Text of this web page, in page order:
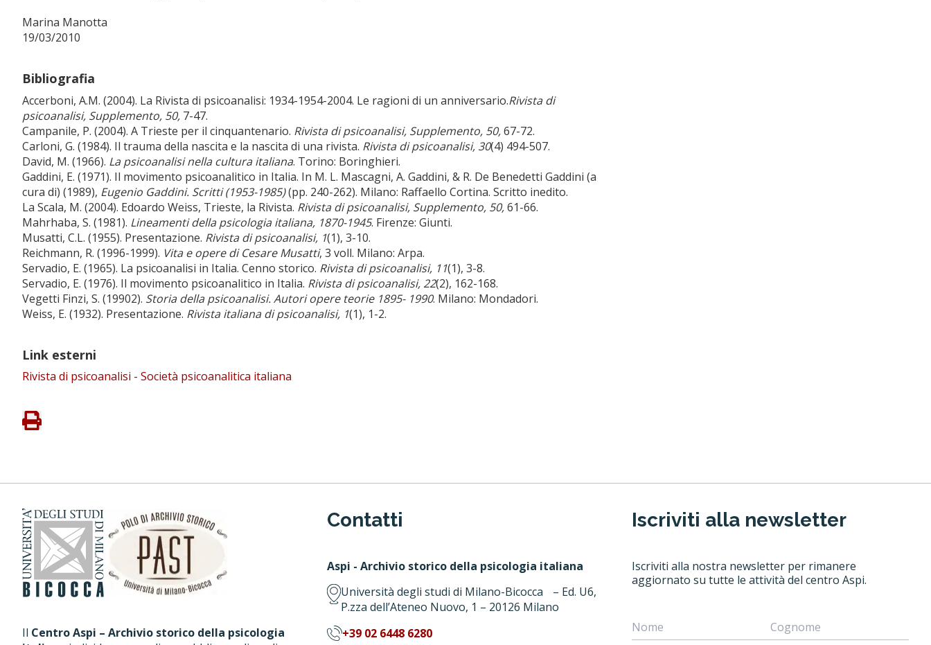
Marina Manotta
19/03/2010
Bibliografia
Accerboni, A.M. (2004). La Rivista di psicoanalisi: 1934-1954-2004. Le ragioni di un anniversario.Rivista di
psicoanalisi, Supplemento, 50, 7-47.
Campanile, P. (2004). A Trieste per il cinquantenario. Rivista di psicoanalisi, Supplemento, 50,67-72.
Carloni, G. (1984). Il trauma della nascita e la nascita di una rivista. Rivista di psicoanalisi, 30(4) 494-507.
David, M. (1966). La psicoanalisi nella cultura italiana. Torino: Boringhieri.
Gaddini, E. (1971). Il movimento psicoanalitico in Italia. In M. L. Mascagni, A. Gaddini, & R. De Benedetti Gaddini (a
cura di) (1989), Eugenio Gaddini. Scritti (1953-1985)(pp. 240-262). Milano: Raffaello Cortina. Scritto inedito.
La Scala, M. (2004). Edoardo Weiss, Trieste, la Rivista. Rivistadi psicoanalisi, Supplemento, 50,61-66.
Mahrhaba, S. (1981). Lineamenti della psicologia italiana, 1870-1945. Firenze: Giunti.
Musatti, C.L. (1955). Presentazione. Rivista di psicoanalisi, 1(1), 3-10.
Reichmann, R. (1996-1999). Vita e opere di Cesare Musatti, 3 voll. Milano: Arpa.
Servadio, E. (1965). La psicoanalisi in Italia. Cenno storico. Rivista di psicoanalisi, 11(1), 3-8.
Servadio, E. (1976). Il movimento psicoanalitico in Italia. Rivista di psicoanalisi, 22(2), 162-168.
Vegetti Finzi, S. (19902). Storia della psicoanalisi. Autori opere teorie 1895- 1990. Milano: Mondadori.
Weiss, E. (1932). Presentazione. Rivista italiana di psicoanalisi, 1(1), 1-2.
Link esterni
Rivista di psicoanalisi - Società psicoanalitica italiana
Il Centro Aspi – Archivio storico della psicologia
Contatti
Aspi - Archivio storico della psicologia italiana
Università degli studi di Milano-Bicocca – Ed. U6,
P.zza dell’Ateneo Nuovo, 1 – 20126 Milano
+39 02 6448 6280
Iscriviti alla newsletter
Iscriviti alla nostra newsletter per rimanere
aggiornato su tutte le attività del centro Aspi.